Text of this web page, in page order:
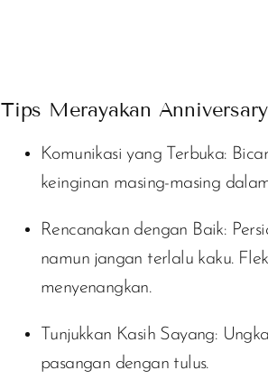
Tips Merayakan
Komunikasi yang Terbuka:
keinginan masing-masing
Rencanakan dengan Baik:
namun jangan terlalu kaku.
menyenangkan.
Tunjukkan Kasih Sayang:
pasangan dengan tulus.